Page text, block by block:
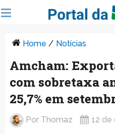
Home / Notícias
Amcham:
com sobretaxa
25,7% em
Por Thomaz 12 de